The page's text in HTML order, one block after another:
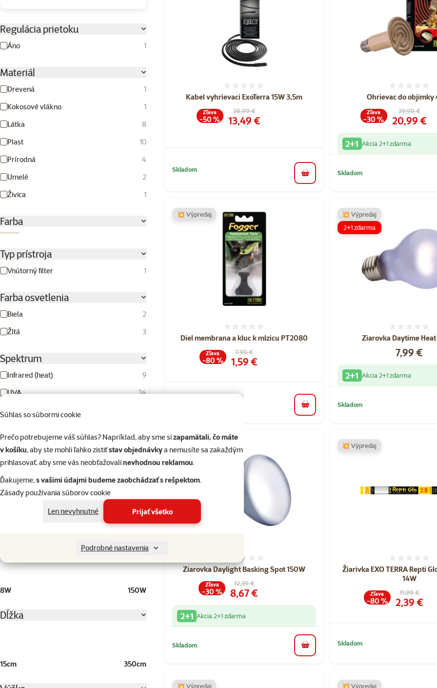
Súhlas so súbormi cookie
Prečo potrebujeme váš súhlas? Napríklad, aby sme sizapamätali, čo máte
v košíku, aby ste mohli ľahko zistiťstav objednávkya nemusíte sa zakaždým
prihlasovať, aby sme vás neobťažovalinevhodnou reklamou.
Ďakujeme,s vašimi údajmi budeme zaobchádzať s rešpektom.
Zásady používania súborov cookie
Len nevyhnutné
Prijať všetko
Podrobné nastavenia
Regulácia prietoku
Áno 1
Materiál
Drevená
1
Kokosové vlákno
1
Látka
8
Plast
10
Prírodná
4
Umelé
2
Živica
1
Farba
Typ prístroja
Vnútorný filter 1
Farba osvetlenia
Biela
2
Žltá
3
Spektrum
Infrared (heat)
9
UVA
24
UVB
Typ dekorácie
Typ krmiva
Vitamíny a minerály pre plazy 2
8W 150W
Dĺžka
15cm 350cm
Kabel vyhrievaci ExoTerra 15W 3,5m
Pôvodná cena
26,99 €
Cena
13,49 €
Zľava
-50 %
Skladom
do košíka
Ohrievac do objimky
Pôvodná cena
29,99 €
Cena
20,99 €
Zľava
-30 %
2+1 Akcia 2+1 zdarma
Skladom
Diel membrana a kluc k mlzicu PT2080
Pôvodná cena
7,99 €
Cena
1,59 €
Zľava
-80 %
💥 Výpredaj
do košíka
Ziarovka Daytime
Cena
7,99 €
💥 Výpredaj
2+1 zdarma
2+1 Akcia 2+1 zdarma
Skladom
Ziarovka Daylight Basking Spot 150W
Hodnotenie 0%
Pôvodná cena
12,39 €
Cena
8,67 €
Zľava
-30 %
💥 Výpredaj
2+1 Akcia 2+1 zdarma
Skladom do košíka
Žiarivka EXO TERRA Repti
14W
Pôvodná cena
11,99 €
Cena
2,39 €
Zľava
-80 %
💥 Výpredaj
Skladom
💥 Výpredaj 💥 Výpredaj